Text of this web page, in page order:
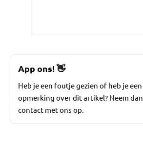
App ons!👋
Heb je een foutje gezien of heb je een
opmerking over dit artikel? Neem dan
contact met ons op.